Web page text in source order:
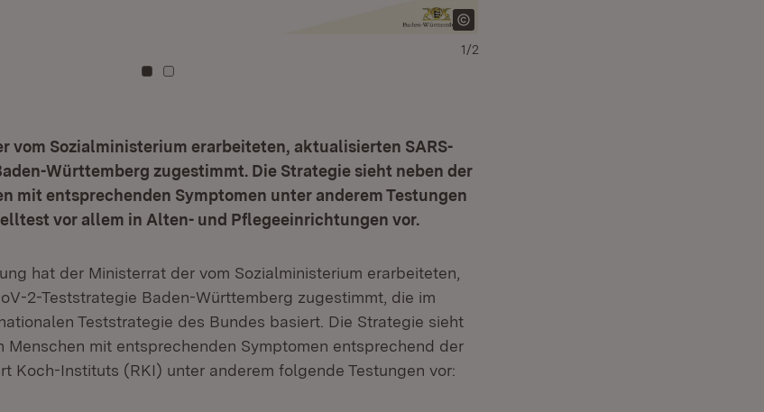
Zu Kachel: 0
Zu Kachel: 1
1/2
vom Sozialministerium erarbeiteten, aktualisierten SARS-
Württemberg zugestimmt. Die Strategie sieht neben der
mit entsprechenden Symptomen unter anderem Testungen
vor allem in Alten- und Pflegeeinrichtungen vor.
hat der Ministerrat der vom Sozialministerium erarbeiteten,
2-Teststrategie Baden-Württemberg zugestimmt, die im
Teststrategie des Bundes basiert. Die Strategie sieht
Menschen mit entsprechenden Symptomen entsprechend der
Koch-Instituts (RKI) unter anderem folgende Testungen vor: